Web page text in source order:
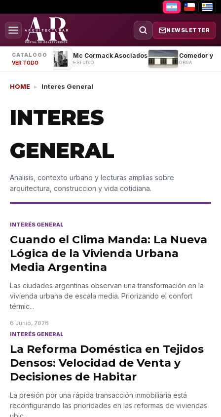
NEWSLETTER
CATALOGO
VER TODO
Casa MS
OBRA
Mc Cormack Asociados
ESTUDIO OBRA
HOME ▸ Interes General
INTERES
GENERAL
Analisis, contexto urbano y lecturas amplias sobre
arquitectura, construccion y vida cotidiana.
INTERÉS GENERAL
Cuando el Clima Manda: La Nueva
Lógica de la Vivienda Urbana
Media Argentina
Las ciudades argentinas observan una transformación en la
vivienda urbana de escala media. Priorizando el confort
térmic...
6 Junio, 2026
INTERÉS GENERAL
La Reforma Doméstica en Tejidos
Densos: Velocidad de Venta y
Decisiones de Habitar
La presión por una rápida transacción inmobiliaria está
reconfigurando las prioridades en las reformas de viviendas